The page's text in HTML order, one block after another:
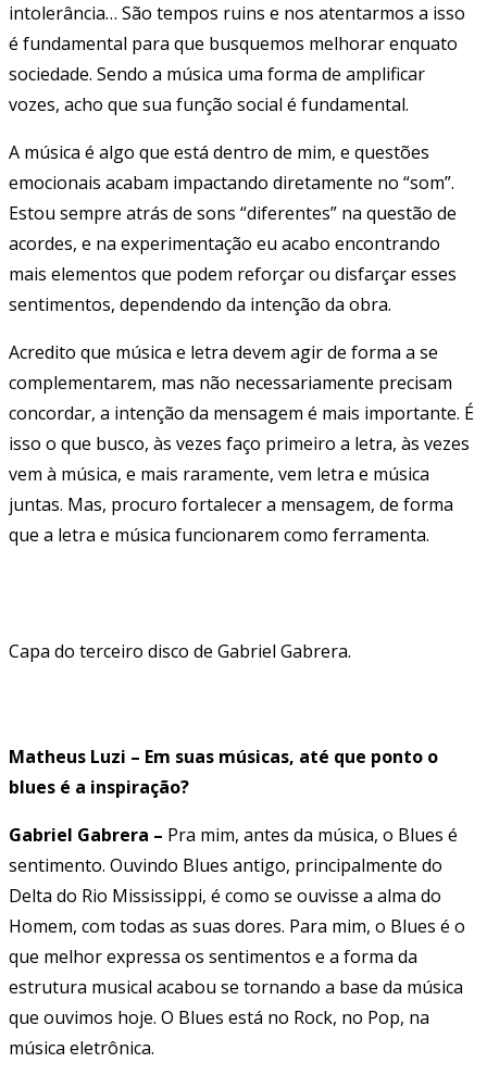
intolerância… São tempos ruins e nos atentarmos a isso
é fundamental para que busquemos melhorar enquato
sociedade. Sendo a música uma forma de amplificar
vozes, acho que sua função social é fundamental.
A música é algo que está dentro de mim, e questões
emocionais acabam impactando diretamente no “som”.
Estou sempre atrás de sons “diferentes” na questão de
acordes, e na experimentação eu acabo encontrando
mais elementos que podem reforçar ou disfarçar esses
sentimentos, dependendo da intenção da obra.
Acredito que música e letra devem agir de forma a se
complementarem, mas não necessariamente precisam
concordar, a intenção da mensagem é mais importante. É
isso o que busco, às vezes faço primeiro a letra, às vezes
vem à música, e mais raramente, vem letra e música
juntas. Mas, procuro fortalecer a mensagem, de forma
que a letra e música funcionarem como ferramenta.
Capa do terceiro disco de Gabriel Gabrera.
Matheus Luzi – Em suas músicas, até que ponto o
blues é a inspiração?
Gabriel Gabrera – Pra mim, antes da música, o Blues é
sentimento. Ouvindo Blues antigo, principalmente do
Delta do Rio Mississippi, é como se ouvisse a alma do
Homem, com todas as suas dores. Para mim, o Blues é o
que melhor expressa os sentimentos e a forma da
estrutura musical acabou se tornando a base da música
que ouvimos hoje. O Blues está no Rock, no Pop, na
música eletrônica.